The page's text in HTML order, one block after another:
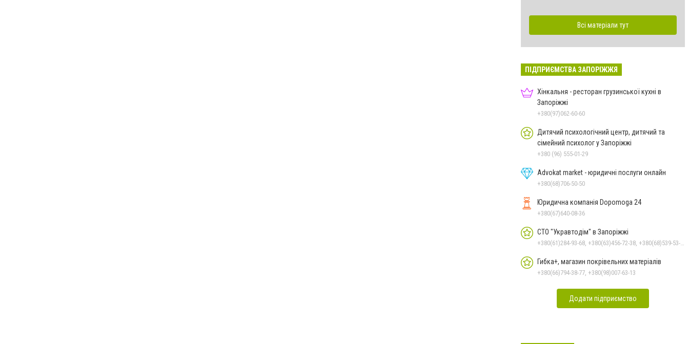
Всі матеріали тут
ПІДПРИЄМСТВА ЗАПОРІЖЖЯ
Хінкальня - ресторан грузинської кухні в
Запоріжжі
+380(97)062-60-60
Дитячий психологічний центр, дитячий та
сімейний психолог у Запоріжжі
+380 (96) 555-01-29
Advokat market - юридичні послуги онлайн
+380(68)706-50-50
Юридична компанія Dopomoga 24
+380(67)640-08-36
СТО "Укравтодім" в Запоріжжі
Гибка+, магазин покрівельних матеріалів
+380(66)794-38-77, +380(98)007-63-13
Додати підприємство